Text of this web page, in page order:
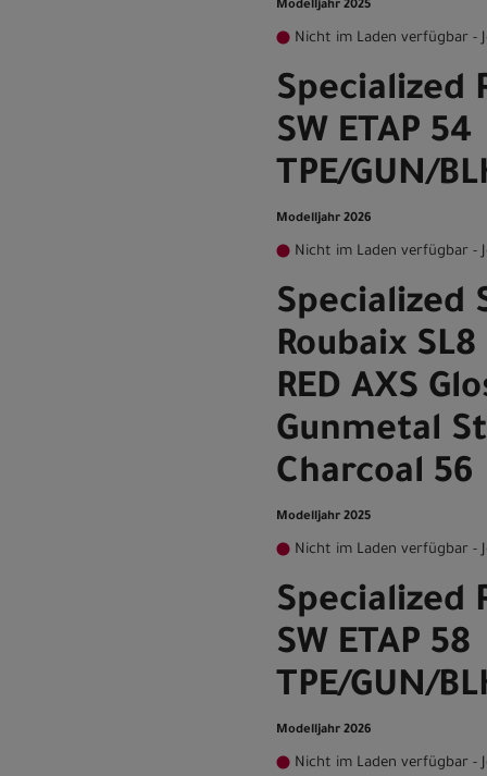
Modelljahr 2025
Nicht im Laden verfügbar -
Specialized
SW ETAP 54
TPE/GUN/
Modelljahr 2026
Nicht im Laden verfügbar -
Specialized
Roubaix SL8
RED AXS
Gunmetal
Charcoal 56
Modelljahr 2025
Nicht im Laden verfügbar -
Specialized
SW ETAP 58
TPE/GUN/
Modelljahr 2026
Nicht im Laden verfügbar -